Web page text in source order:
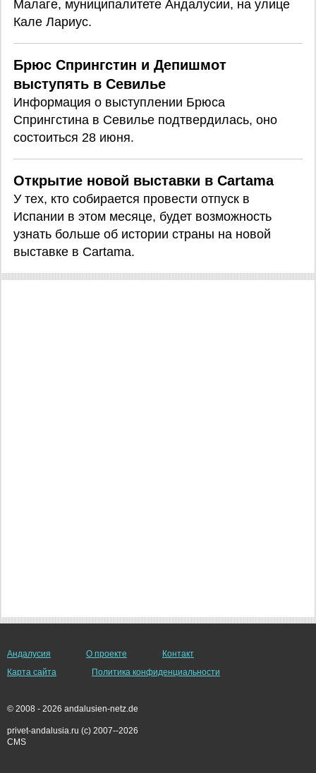
Малаге, муниципалитете Андалусии, на улице
Кале Лариус.
Брюс Спрингстин и Депишмот
выступять в Севилье
Информация о выступлении Брюса
Спрингстина в Севилье подтвердилась, оно
состоиться 28 июня.
Открытие новой выставки в Cartama
У тех, кто собирается провести отпуск в
Испании в этом месяце, будет возможность
узнать больше об истории страны на новой
выставке в Cartama.
Андалусия О проекте
Контакт
Карта сайта
Политика конфиденциальности
© 2008 - 2026 andalusien-netz.de
privet-andalusia.ru (c) 2007--2026
CMS